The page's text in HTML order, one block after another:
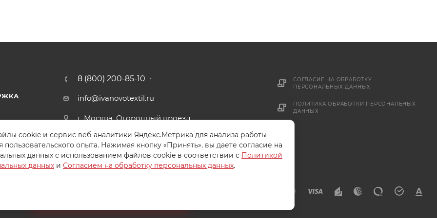
8 (800) 200-85-10
info@ivanovotextil.ru
г. Москва, Огородный проезд,
СОГЛАСИЕ НА ОБРАБОТКУ
ПЕРСОНАЛЬНЫХ ДАННЫХ
ПОЛИТИКА ОБРАБОТКИ ПЕРСОНАЛЬНЫХ
ДАННЫХ
cookie и сервис веб-аналитики Яндекс.Метрика для анализа работы
пользовательского опыта. Нажимая кнопку «Принять», вы даете согласие на
данных с использованием файлов cookie в соответствии с Политикой
данных и Согласием на обработку персональных данных.